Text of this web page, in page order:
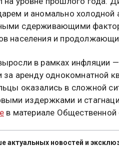
и аномально холодной
сдерживающими
населения и
в рамках инфляции —
за аренду однокомнатной
оказались в сложной
издержками и
в материале Общественной
актуальных новостей и